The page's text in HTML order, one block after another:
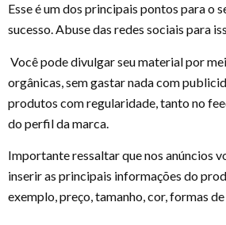
Esse é um dos principais pontos para o
sucesso. Abuse das redes sociais para
Você pode divulgar seu material por
orgânicas, sem gastar nada com
produtos com regularidade, tanto no
do perfil da marca.
Importante ressaltar que nos anúncios
inserir as principais informações do
exemplo, preço, tamanho, cor, formas